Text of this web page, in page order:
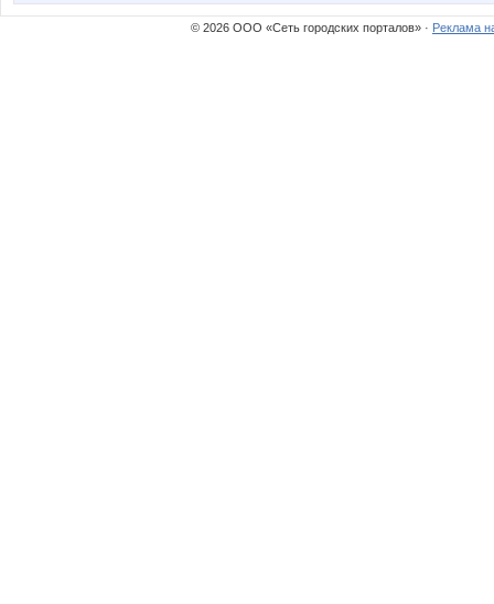
© 2026 ООО «Сеть городских порталов» · Реклама